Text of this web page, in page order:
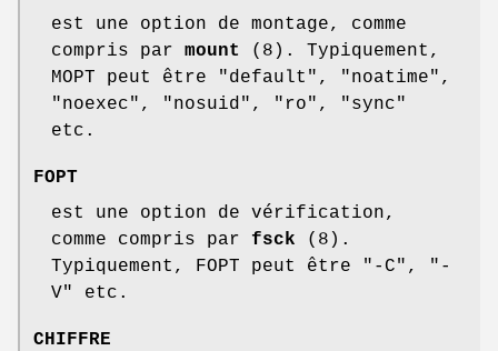
est une option de montage, comme
compris par mount
(8). Typiquement,
MOPT peut être "default", "noatime",
"noexec", "nosuid", "ro", "sync"
etc.
FOPT
est une option de vérification,
comme compris par fsck (8).
Typiquement, FOPT peut être "-C", "-
V" etc.
CHIFFRE